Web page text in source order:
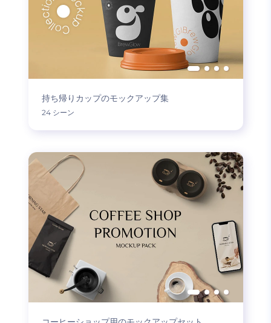
持ち帰りカップのモックアップ集
24 シーン